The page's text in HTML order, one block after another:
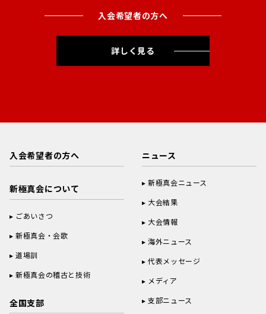
入会希望者の方へ
詳しく見る
入会希望者の方へ
新極真会について
ごあいさつ
新極真会・会歌
道場訓
新極真会の稽古と技術
全国支部
ニュース
新極真会ニュース
大会結果
大会情報
海外ニュース
代表メッセージ
メディア
支部ニュース